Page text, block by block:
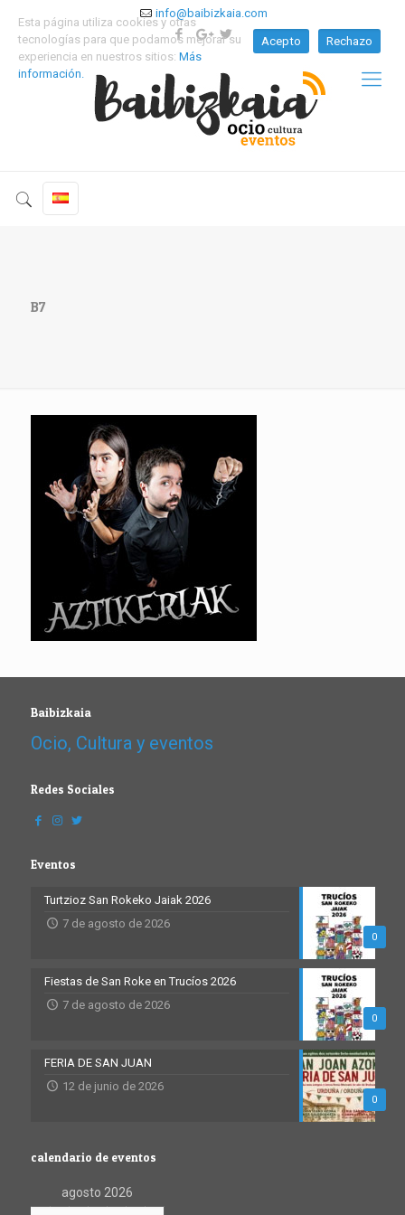
info@baibizkaia.com
B7
Baibizkaia
Ocio, Cultura y eventos
Redes Sociales
Eventos
0
Turtzioz San Rokeko Jaiak 2026
7 de agosto de 2026
0
Fiestas de San Roke en Trucíos 2026
7 de agosto de 2026
0
FERIA DE SAN JUAN
12 de junio de 2026
calendario de eventos
agosto 2026
Esta página utiliza cookies y otras
tecnologías para que podamos mejorar su
experiencia en nuestros sitios: Más
información.
Acepto Rechazo